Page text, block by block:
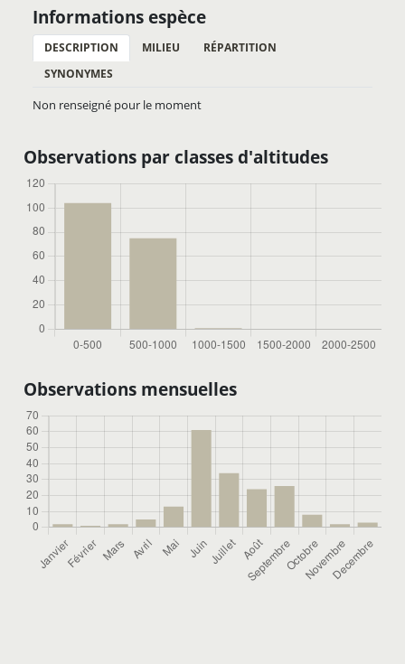
Informations espèce
DESCRIPTION MILIEU
RÉPARTITION
SYNONYMES
Non renseigné pour le moment
Observations par classes d'altitudes
Observations mensuelles